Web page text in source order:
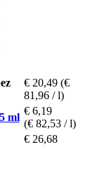
€ 20,49 (€
81,96 / l)
ml
€ 6,19
(€ 82,53 / l)
€ 26,68